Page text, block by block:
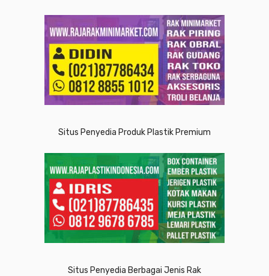
Situs Penyedia Produk Plastik Premium
Situs Penyedia Berbagai Jenis Rak